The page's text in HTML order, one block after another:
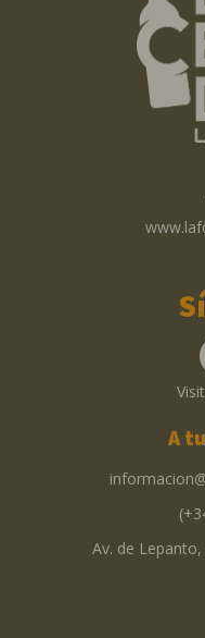
A
Av. de Lepanto,